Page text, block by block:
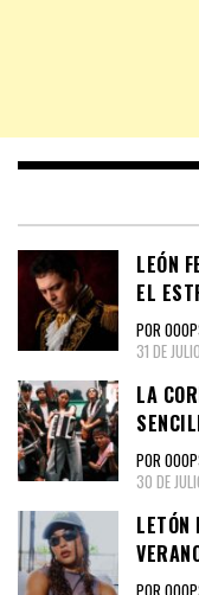
LEÓN
EL
POR
31 DE
LA
POR
30 DE
LETÓN